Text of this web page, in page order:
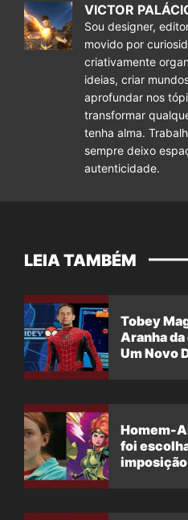
VICTOR
Sou designer,
movido por
criativamente
ideias, criar
aprofundar nos
transformar
tenha alma.
sempre deixo
autenticidade.
LEIA TAMBÉM
Tobey
Aranha
Um Novo
Homem-
foi